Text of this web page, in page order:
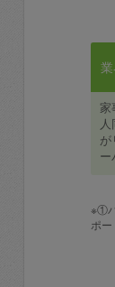
家
が
ー
※①
ポ